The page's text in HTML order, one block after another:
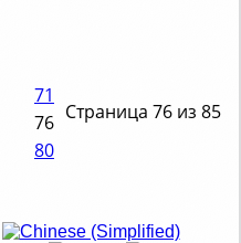
Страница 76 из 85
71
76
80